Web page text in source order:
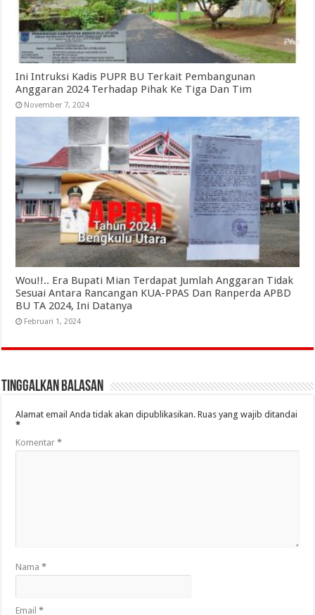
Ini Intruksi Kadis PUPR BU Terkait Pembangunan
Anggaran 2024 Terhadap Pihak Ke Tiga Dan Tim
November 7, 2024
Wou!!.. Era Bupati Mian Terdapat Jumlah Anggaran Tidak
Sesuai Antara Rancangan KUA-PPAS Dan Ranperda APBD
BU TA 2024, Ini Datanya
Februari 1, 2024
Tinggalkan Balasan
Alamat email Anda tidak akan dipublikasikan. Ruas yang wajib ditandai
*
Komentar*
Nama*
Email*